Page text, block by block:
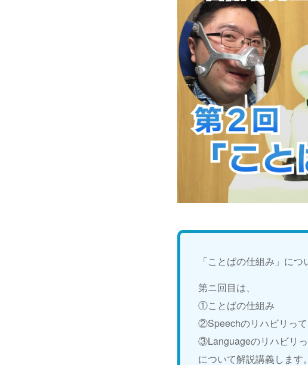
「ことばの仕組み」につ
第ニ回目は、
①ことばの仕組み
②Speechのリハビリって
③Languageのリハビリっ
について解説講義します。